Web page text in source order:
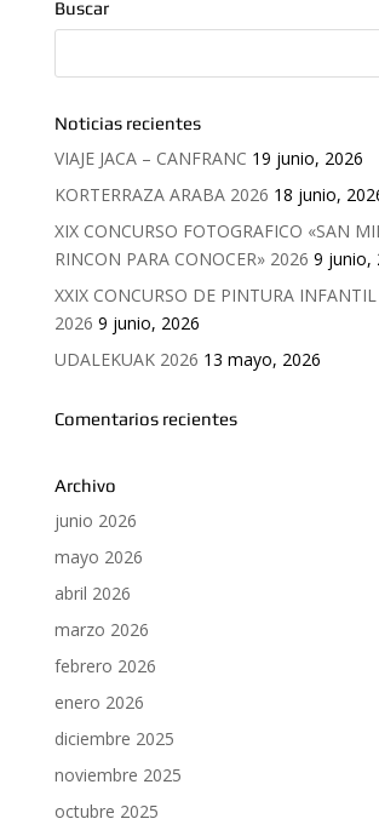
Buscar
Noticias recientes
VIAJE JACA – CANFRANC 19 junio, 2026
KORTERRAZA ARABA 2026 18 junio,
XIX CONCURSO FOTOGRAFICO «SAN
RINCON PARA CONOCER» 2026 9 junio,
XXIX CONCURSO DE PINTURA
2026 9 junio, 2026
UDALEKUAK 2026 13 mayo, 2026
Comentarios recientes
Archivo
junio 2026
mayo 2026
abril 2026
marzo 2026
febrero 2026
enero 2026
diciembre 2025
noviembre 2025
octubre 2025